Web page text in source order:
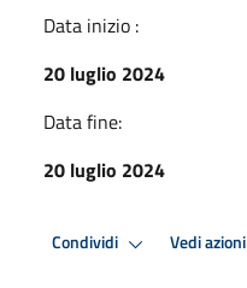
Data inizio :
20 luglio 2024
Data fine:
20 luglio 2024
Condividi Vedi azioni